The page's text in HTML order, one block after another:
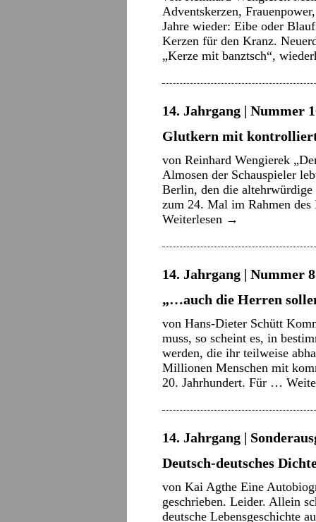
Adventskerzen,
Jahre wieder: Eibe oder
Kerzen für den Kranz.
„Kerze mit banztsch“,
14. Jahrgang | Nummer
Glutkern mit
von Reinhard Wengierek
Almosen der Schauspieler
Berlin, den die altehrwürdige
zum 24. Mal im Rahmen
Weiterlesen →
14. Jahrgang | Nummer
„…auch die Herren
von Hans-Dieter Schütt
muss, so scheint es, in
werden, die ihr teilweise
Millionen Menschen mit
20. Jahrhundert. Für …
14. Jahrgang |
Deutsch-deutsches
von Kai Agthe Eine
geschrieben. Leider. Allein
deutsche Lebensgeschichte